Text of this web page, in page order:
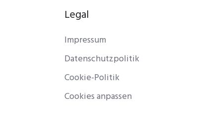
Legal
Impressum
Datenschutzpolitik
Cookie-Politik
Cookies anpassen